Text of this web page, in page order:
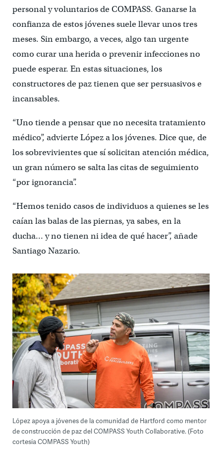
personal y voluntarios de COMPASS. Ganarse la
confianza de estos jóvenes suele llevar unos tres
meses. Sin embargo, a veces, algo tan urgente
como curar una herida o prevenir infecciones no
puede esperar. En estas situaciones, los
constructores de paz tienen que ser persuasivos e
incansables.
“Uno tiende a pensar que no necesita tratamiento
médico”, advierte López a los jóvenes. Dice que, de
los sobrevivientes que sí solicitan atención médica,
un gran número se salta las citas de seguimiento
“por ignorancia”.
“Hemos tenido casos de individuos a quienes se les
caían las balas de las piernas, ya sabes, en la
ducha… y no tienen ni idea de qué hacer”, añade
Santiago Nazario.
López apoya a jóvenes de la comunidad de Hartford como mentor
de construcción de paz del COMPASS Youth Collaborative. (Foto
cortesía COMPASS Youth)